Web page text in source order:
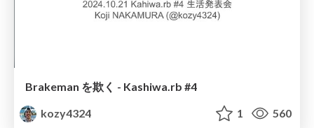
Brakeman を欺く - Kashiwa.rb #4
kozy4324
1 560